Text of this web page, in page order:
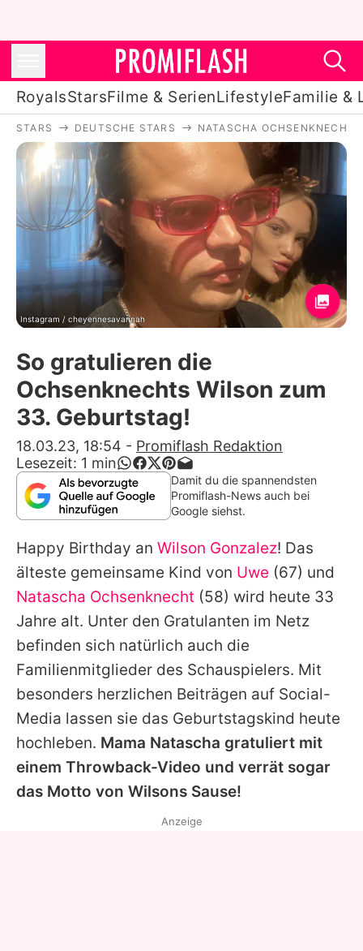
RoyalsStarsFilme & SerienLifestyleFamilie &
Royals
Stars
Filme & Serien
Lifestyle
Familie & Liebe
Promiflash Exklusiv
Alle Themen auf Promiflash
Jobs
App runterladen
Team
Redaktionelle Richtlinien
Impressum
Datenschutzerklärung
Nutzungsbedingungen
Utiq verwalten
STARS DEUTSCHE STARS NATASCHA OCHSENKNECHT
Instagram / cheyennesavannah
So gratulieren die
Ochsenknechts Wilson zum
33. Geburtstag!
18.03.23, 18:54 - Promiflash Redaktion
Lesezeit: 1 min
Damit du die spannendsten
Promiflash-News auch bei
Google siehst.
Happy Birthday an Wilson Gonzalez! Das
älteste gemeinsame Kind von Uwe (67) und
Natascha Ochsenknecht (58) wird heute 33
Jahre alt. Unter den Gratulanten im Netz
befinden sich natürlich auch die
Familienmitglieder des Schauspielers. Mit
besonders herzlichen Beiträgen auf Social-
Media lassen sie das Geburtstagskind heute
hochleben. Mama Natascha gratuliert mit
einem Throwback-Video und verrät sogar
das Motto von Wilsons Sause!
Anzeige